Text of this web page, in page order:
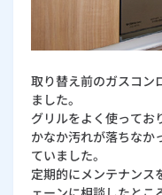
取り替え前のガスコン
ました。
グリルをよく使ってお
かなか汚れが落ちなか
ていました。
定期的にメンテナンス